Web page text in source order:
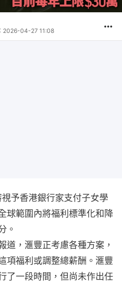
2026-04-27 11:08
予香港銀行家支付子女學
球範圍內將福利標準化和降
。
道，滙豐正考慮各種方案，
項福利或調整總薪酬。滙豐
了一段時間，但尚未作出任